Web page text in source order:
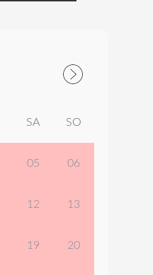
SA SO
05 06
12 13
19 20